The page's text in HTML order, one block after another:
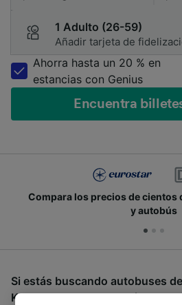
1 Adulto (26-59)
Añadir tarjeta de
Ahorra hasta un 20 % en
estancias con Genius
Encuentra
Compara los precios de cientos
y autobús
Si estás buscando autobuses
Kolodvor a Padova, estás en el